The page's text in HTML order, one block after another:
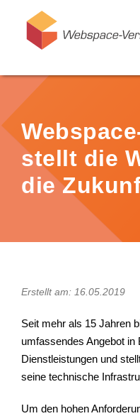
stellt die
die
Erstellt am: 16.05.2019
Seit mehr als 15 Jahren
umfassendes Angebot in
Dienstleistungen und
seine technische
Um den hohen